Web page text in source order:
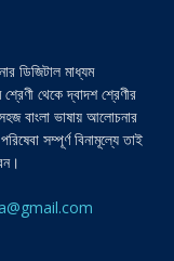
ডিজিটাল মাধ্যম
থেকে দ্বাদশ শ্রেণীর
বাংলা ভাষায় আলোচনার
সম্পূর্ণ বিনামূল্যে তাই